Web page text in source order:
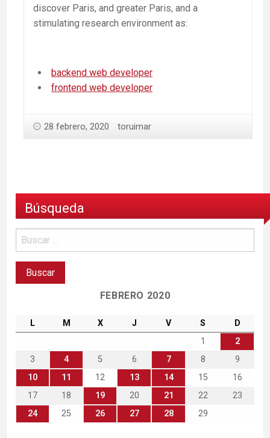
discover Paris, and greater Paris, and a
stimulating research environment as:
backend web developer
frontend web developer
28 febrero, 2020 toruimar
Búsqueda
FEBRERO 2020
L M X J V S
D
1
2
3
4 5 6 7 8
9
10
11 12 13 14 15
16
17
18 19 20 21 22
23
24
25 26 27 28 29